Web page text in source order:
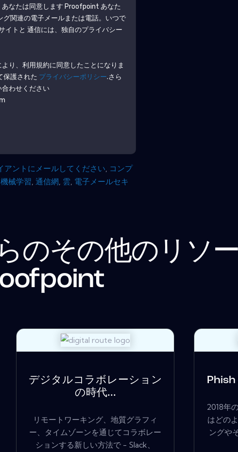
なたは同意します Proofpoint あなた
関連の電子メールまたは電話。いつで
イトと 通信には、独自のプライバシー
り、利用規約に同意したことになりま
保護された プライバシーポリシー.さら
わせください
アントにメールしてください, コンプ
機械学習,通信網, 雲, 電子メールセキ
のその他のリソ
デジタルコラボレーション
の時代...
リモートワーキング、地質グラフィ
ー、タイムゾーンを通じてコラボレー
ションする新しい方法で - Slack、
Phish
2018年
はどの
ングや